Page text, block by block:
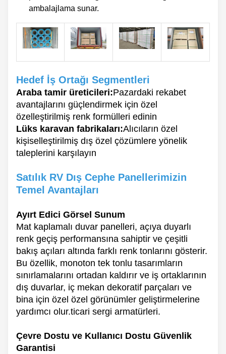
ambalajlama sunar.
Hedef İş Ortağı Segmentleri
Araba tamir üreticileri:Pazardaki rekabet
avantajlarını güçlendirmek için özel
özelleştirilmiş renk formülleri edinin
Lüks karavan fabrikaları:Alıcıların özel
kişiselleştirilmiş dış özel çözümlere yönelik
taleplerini karşılayın
Satılık RV Dış Cephe Panellerimizin
Temel Avantajları
Ayırt Edici Görsel Sunum
Mat kaplamalı duvar panelleri, açıya duyarlı
renk geçiş performansına sahiptir ve çeşitli
bakış açıları altında farklı renk tonlarını gösterir.
Bu özellik, monoton tek tonlu tasarımların
sınırlamalarını ortadan kaldırır ve iş ortaklarının
dış duvarlar, iç mekan dekoratif parçaları ve
bina için özel özel görünümler geliştirmelerine
yardımcı olur.ticari sergi armatürleri.
Çevre Dostu ve Kullanıcı Dostu Güvenlik
Garantisi